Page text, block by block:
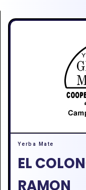
Yerba Mate
EL
RAMON